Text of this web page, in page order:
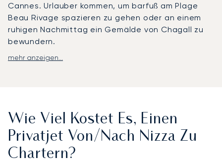
Cannes. Urlauber kommen, um barfuß am Plage
Beau Rivage spazieren zu gehen oder an einem
ruhigen Nachmittag ein Gemälde von Chagall zu
bewundern.
Sie landen am Flughafen Nizza Côte d'Azur über
nach Monaco auf etwa 7 Minuten oder verbinden
Sie direkt mit Villefranche-sur-Mer und dem Strand
von Pampelonne in weniger als einer halben
Stunde. Viele unserer Kunden landen für den
mehr anzeigen...
Wie Viel Kostet Es, Einen
Privatjet Von/nach Nizza Zu
Chartern?